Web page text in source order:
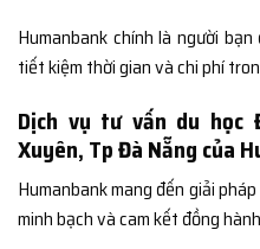
Humanbank chính là người
tiết kiệm thời gian và chi phí
Dịch vụ tư vấn du
Xuyên, Tp Đà Nẵng của
Humanbank mang đến giải
minh bạch và cam kết đồng